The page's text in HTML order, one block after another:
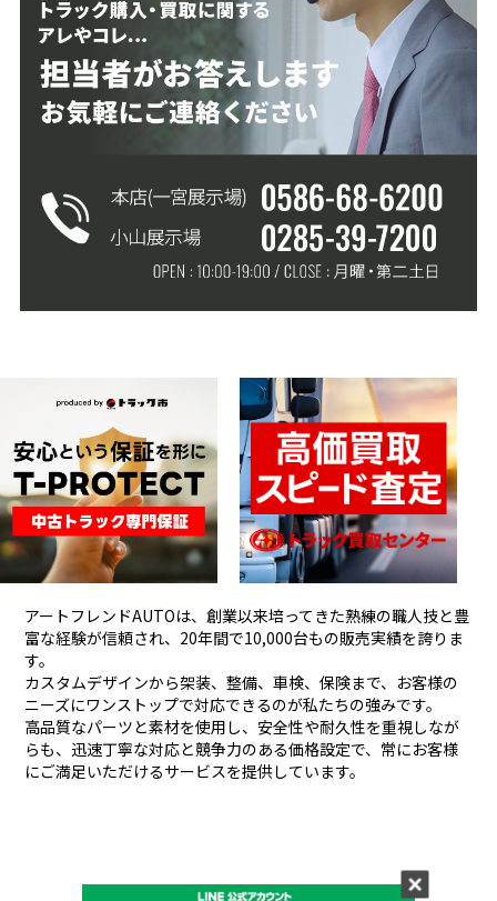
アートフレンドAUTOは、創業以来培ってきた熟練の職人技と豊
富な経験が信頼され、 20年間で10,000台もの販売実績を誇りま
す。
カスタムデザインから架装、整備、車検、保険まで、お客様の
ニーズにワンストップで対応できるのが私たちの強みです。
高品質なパーツと素材を使用し、安全性や耐久性を重視しなが
らも、 迅速丁寧な対応と競争力のある価格設定で、常にお客様
にご満足いただけるサービスを提供しています。